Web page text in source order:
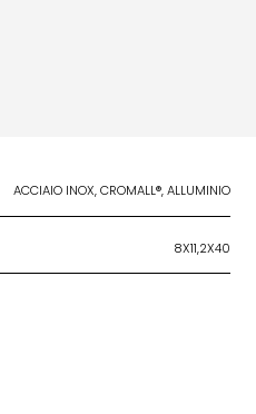
ACCIAIO INOX, CROMALL®, ALLUMINIO
8X11,2X40